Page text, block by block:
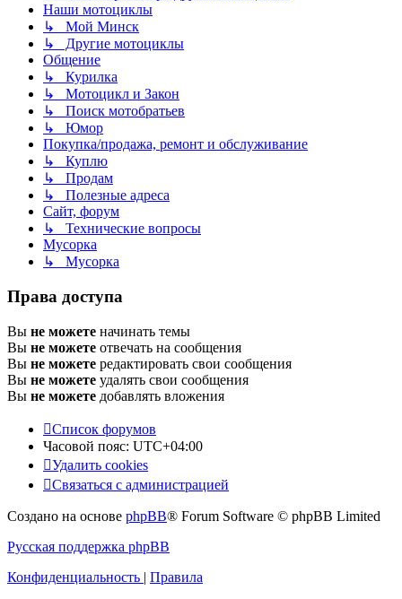
Наши мотоциклы
↳ Мой Минск
↳ Другие мотоциклы
Общение
↳ Курилка
↳ Мотоцикл и Закон
↳ Поиск мотобратьев
↳ Юмор
Покупка/продажа, ремонт и обслуживание
↳ Куплю
↳ Продам
↳ Полезные адреса
Сайт, форум
↳ Технические вопросы
Мусорка
↳ Мусорка
Права доступа
Вы не можете начинать темы
Вы не можете отвечать на сообщения
Вы не можете редактировать свои сообщения
Вы не можете удалять свои сообщения
Вы не можете добавлять вложения
Список форумов
Часовой пояс: UTC+04:00
Удалить cookies
Связаться с администрацией
Создано на основе phpBB® Forum Software © phpBB Limited
Русская поддержка phpBB
Конфиденциальность | Правила